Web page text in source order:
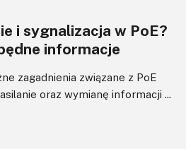
i sygnalizacja w PoE?
informacje
zagadnienia związane z PoE
oraz wymianę informacji ...